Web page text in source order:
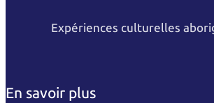
Expériences culturelles
En savoir plus